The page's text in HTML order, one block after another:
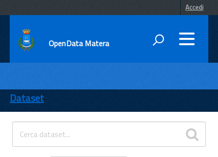
Accedi
OpenData Matera
ENTI
TEMI
INFORMAZIONI
Dataset